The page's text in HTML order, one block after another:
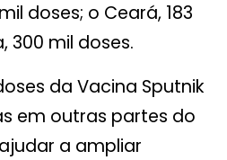
doses; o Ceará, 183
300 mil doses.
da Vacina Sputnik
em outras partes do
a ampliar